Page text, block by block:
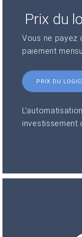
Prix du
Vous ne payez
paiement
PRIX DU
investissement